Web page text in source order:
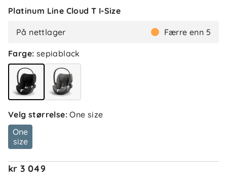
Platinum Line Cloud T I-Size
På nettlager Færre enn 5
Farge: sepiablack
Velg størrelse:One size
One
size
kr 3 049